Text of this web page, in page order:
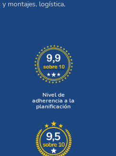
montajes, logística,
Nivel de
adherencia a la
planificación